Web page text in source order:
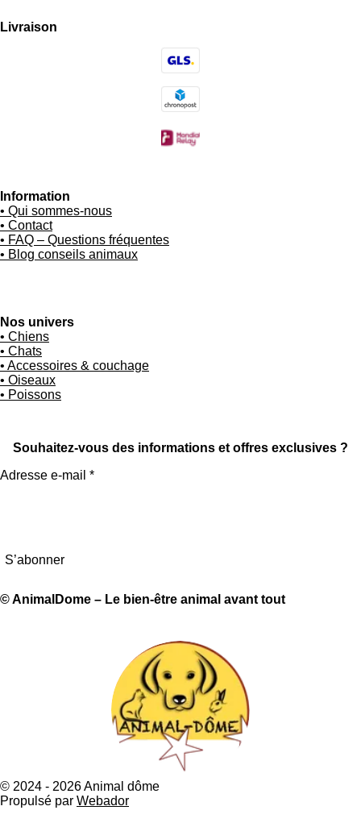
Livraison
Information
• Qui sommes-nous
• Contact
• FAQ – Questions fréquentes
• Blog conseils animaux
Nos univers
• Chiens
• Chats
• Accessoires & couchage
• Oiseaux
• Poissons
Souhaitez-vous des informations et offres exclusives ?
Adresse e-mail *
S’abonner
© AnimalDome – Le bien-être animal avant tout
© 2024 - 2026 Animal dôme
Propulsé par Webador